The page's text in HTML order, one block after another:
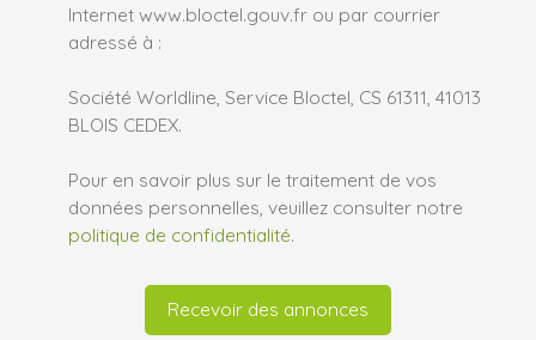
Internet www.bloctel.gouv.fr ou par courrier
adressé à :
Société Worldline, Service Bloctel, CS 61311, 41013
BLOIS CEDEX.
Pour en savoir plus sur le traitement de vos
données personnelles, veuillez consulter notre
politique de confidentialité.
Recevoir des annonces